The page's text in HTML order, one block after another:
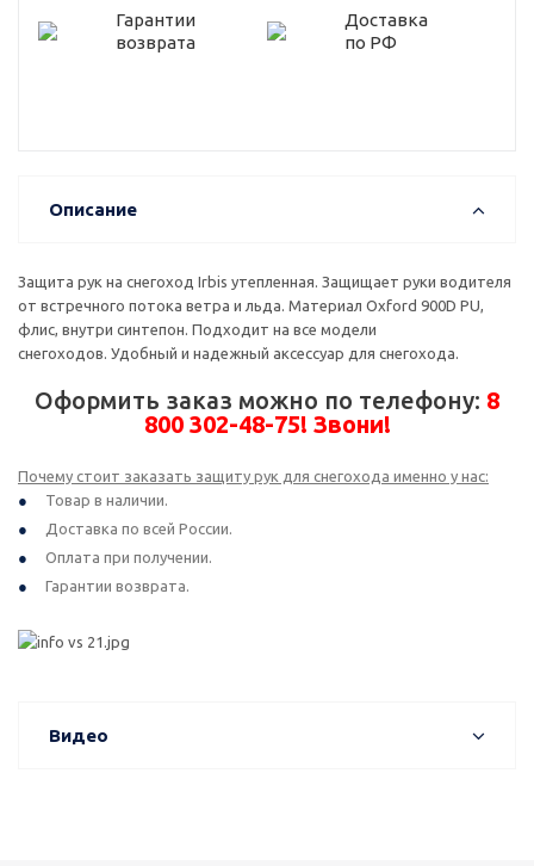
Гарантии
возврата
Доставка
по РФ
Описание
Защита рук на снегоход Irbis утепленная. Защищает руки водителя
от встречного потока ветра и льда. Материал Oxford 900D PU,
флис, внутри синтепон. Подходит на все модели
снегоходов. Удобный и надежный аксессуар для снегохода.
Оформить заказ можно по телефону: 8
800 302-48-75! Звони!
Почему стоит заказать защиту рук для снегохода именно у нас:
Товар в наличии.
Доставка по всей России.
Оплата при получении.
Гарантии возврата.
Видео